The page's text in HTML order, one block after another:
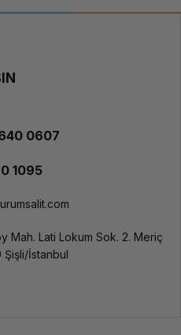
0607
1095
Mah. Lati Lokum Sok. 2. Meriç
Şişli/İstanbul